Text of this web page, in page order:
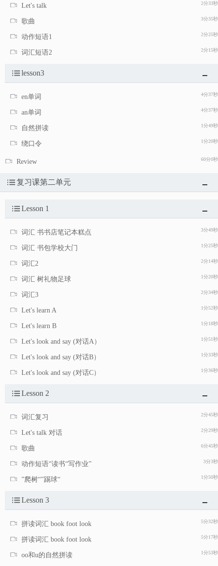
2分33秒
Let's talk
3分35秒
歌曲
2分25秒
动作短语1
2分15秒
词汇短语2
lesson3
4分37秒
en单词
4分37秒
an单词
1分49秒
自然拼读
1分20秒
绕口令
60分0秒
Review
复习课第二单元
Lesson 1
3分49秒
词汇 书书店笔记本糕点
1分25秒
词汇 书包学校大门
2分14秒
词汇2
1分20秒
词汇 树礼物足球
2分34秒
词汇3
1分52秒
Let's learn A
1分18秒
Let's learn B
1分51秒
Let's look and say (对话A）
1分33秒
Let's look and say (对话B）
1分36秒
Let's look and say (对话C）
Lesson 2
2分45秒
词汇复习
2分29秒
Let's talk 对话
6分45秒
歌曲
3分3秒
动作短语“读书“写作业”
1分50秒
”爬树“”踢球“
Lesson 3
5分32秒
拼读词汇 book foot look
5分17秒
拼读词汇 book foot look
1分53秒
oo和u的自然拼读